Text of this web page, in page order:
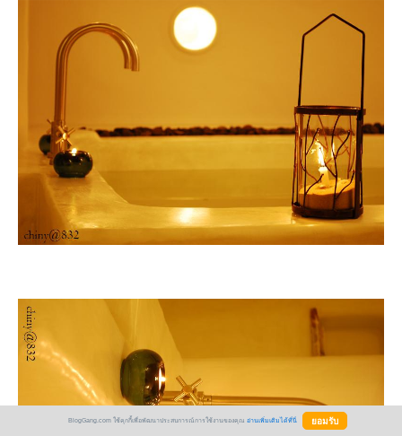
BlogGang.com ใช้คุกกี้เพื่อพัฒนาประสบการณ์การใช้งานของคุณ อ่านเพิ่มเติมได้ที่นี่